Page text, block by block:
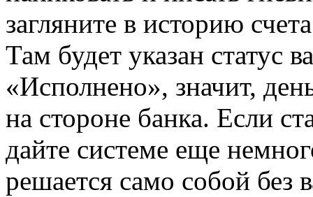
загляните в историю
Там будет указан статус
«Исполнено», значит,
на стороне банка. Если
дайте системе еще
решается само собой без